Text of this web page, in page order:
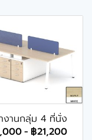
งานกลุ่ม 4 ที่นั่ง
- ฿21,200